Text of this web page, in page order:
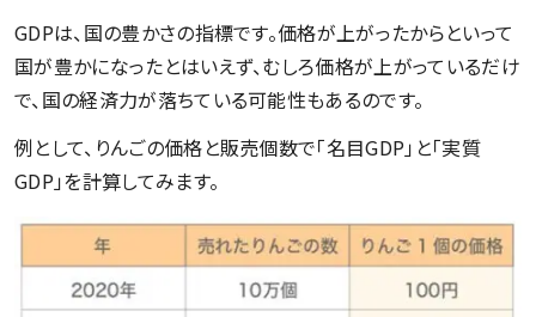
GDPは、国の豊かさの指標です。価格が上がったからといって
国が豊かになったとはいえず、むしろ価格が上がっているだけ
で、国の経済力が落ちている可能性もあるのです。
例として、りんごの価格と販売個数で「名目GDP」と「実質
GDP」を計算してみます。